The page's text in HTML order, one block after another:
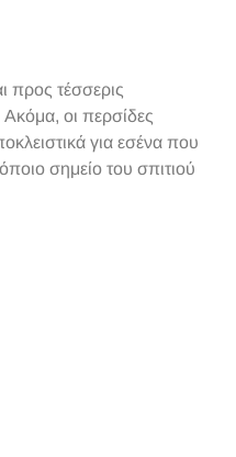
προς τέσσερις
οι περσίδες
για εσένα που
σημείο του σπιτιού